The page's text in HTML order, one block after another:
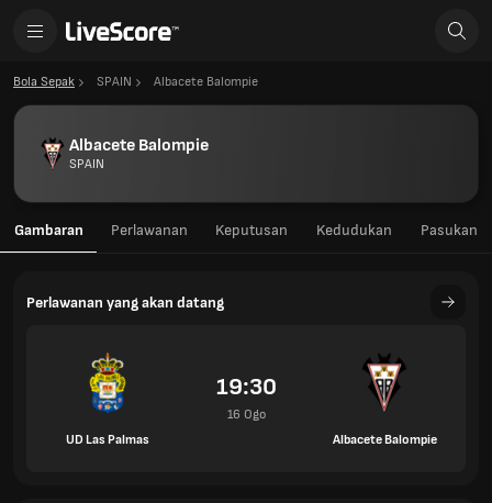
Bola Sepak SPAIN Albacete Balompie
Albacete Balompie
SPAIN
Gambaran Perlawanan Keputusan Kedudukan Pasukan
Perlawanan yang akan datang
UD Las Palmas
19:30
16 Ogo
Albacete Balompie